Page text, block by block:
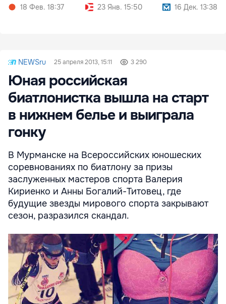
18 Фев. 18:37
23 Янв. 15:50
16 Дек. 13:38
NEWSru 25 апреля 2013, 15:11 3 290
Юная российская
биатлонистка вышла на старт
в нижнем белье и выиграла
гонку
В Мурманске на Всероссийских юношеских
соревнованиях по биатлону за призы
заслуженных мастеров спорта Валерия
Кириенко и Анны Богалий-Титовец, где
будущие звезды мирового спорта закрывают
сезон, разразился скандал.